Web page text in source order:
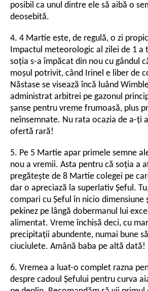
posibil ca unul dintre ele să aibă o
deosebită.
4. 4 Martie este, de regulă, o zi
Impactul meteorologic al zilei de 1 a
soția s-a împăcat din nou cu gândul
moșul potrivit, când Irinel e liber de
Năstase se visează încă luând
administrat arbitrei pe gazonul
șanse pentru vreme frumoasă, plus
neînsemnate. Nu rata ocazia de a-ți
ofertă rară!
5. Pe 5 Martie apar primele semne
nou a vremii. Asta pentru că soția a
pregătește de 8 Martie colegei pe
dar o apreciază la superlativ Șeful.
compari cu Șeful în nicio dimensiune
pekinez pe lângă dobermanul lui
alimentat. Vreme închisă deci, cu
precipitații abundente, numai bune
ciuciulete. Amână baba pe altă dată!
6. Vremea a luat-o complet razna
despre cadoul Șefului pentru curva